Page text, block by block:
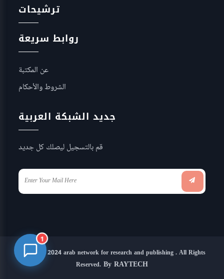
ترشيحات
روابط سريعة
عن المكتبة
الشروط والأحكام
جديد الشبكة العربية
قم بالتسجيل ليصلك كل جديد
Copyright 2024 arab network for research and publishing . All Rights
Reserved. By RAYTECH
1